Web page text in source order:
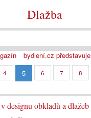
Dlažba
bydlení.cz představuje
4 5 6 7 8
designu obkladů a dlažeb